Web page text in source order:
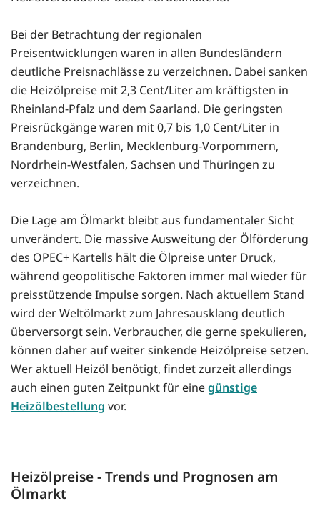
Bei der Betrachtung der regionalen
Preisentwicklungen waren in allen Bundesländern
deutliche Preisnachlässe zu verzeichnen. Dabei sanken
die Heizölpreise mit 2,3 Cent/Liter am kräftigsten in
Rheinland-Pfalz und dem Saarland. Die geringsten
Preisrückgänge waren mit 0,7 bis 1,0 Cent/Liter in
Brandenburg, Berlin, Mecklenburg-Vorpommern,
Nordrhein-Westfalen, Sachsen und Thüringen zu
verzeichnen.
Die Lage am Ölmarkt bleibt aus fundamentaler Sicht
unverändert. Die massive Ausweitung der Ölförderung
des OPEC+ Kartells hält die Ölpreise unter Druck,
während geopolitische Faktoren immer mal wieder für
preisstützende Impulse sorgen. Nach aktuellem Stand
wird der Weltölmarkt zum Jahresausklang deutlich
überversorgt sein. Verbraucher, die gerne spekulieren,
können daher auf weiter sinkende Heizölpreise setzen.
Wer aktuell Heizöl benötigt, findet zurzeit allerdings
auch einen guten Zeitpunkt für einegünstige
Heizölbestellung vor.
Heizölpreise - Trends und Prognosen am
Ölmarkt